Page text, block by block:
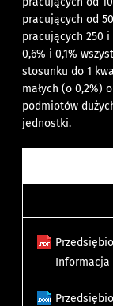
pracujących od
pracujących 250
0,6% i 0,1%
stosunku do 1
małych (o 0,2%)
podmiotów
jednostki.
Informacja